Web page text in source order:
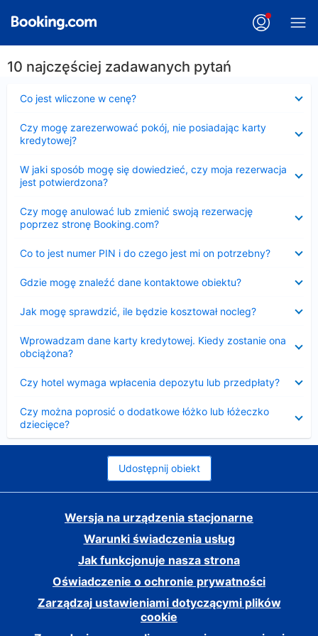
10 najczęściej zadawanych pytań
Co jest wliczone w cenę?
Czy mogę zarezerwować pokój, nie posiadając karty
kredytowej?
W jaki sposób mogę się dowiedzieć, czy moja rezerwacja
jest potwierdzona?
Czy mogę anulować lub zmienić swoją rezerwację
poprzez stronę Booking.com?
Co to jest numer PIN i do czego jest mi on potrzebny?
Gdzie mogę znaleźć dane kontaktowe obiektu?
Jak mogę sprawdzić, ile będzie kosztował nocleg?
Wprowadzam dane karty kredytowej. Kiedy zostanie ona
obciążona?
Czy hotel wymaga wpłacenia depozytu lub przedpłaty?
Czy można poprosić o dodatkowe łóżko lub łóżeczko
dziecięce?
Udostępnij obiekt
Wersja na urządzenia stacjonarne
Warunki świadczenia usług
Jak funkcjonuje nasza strona
Oświadczenie o ochronie prywatności
Zarządzaj ustawieniami dotyczącymi plików
cookie